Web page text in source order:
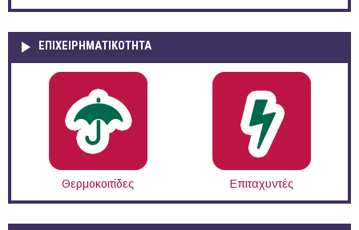
ΕΠΙΧΕΙΡΗΜΑΤΙΚΟΤΗΤΑ
Θερμοκοιτίδες Επιταχυντές